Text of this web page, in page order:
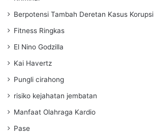
Berpotensi Tambah Deretan Kasus Korupsi
Fitness Ringkas
El Nino Godzilla
Kai Havertz
Pungli cirahong
risiko kejahatan jembatan
Manfaat Olahraga Kardio
Pase